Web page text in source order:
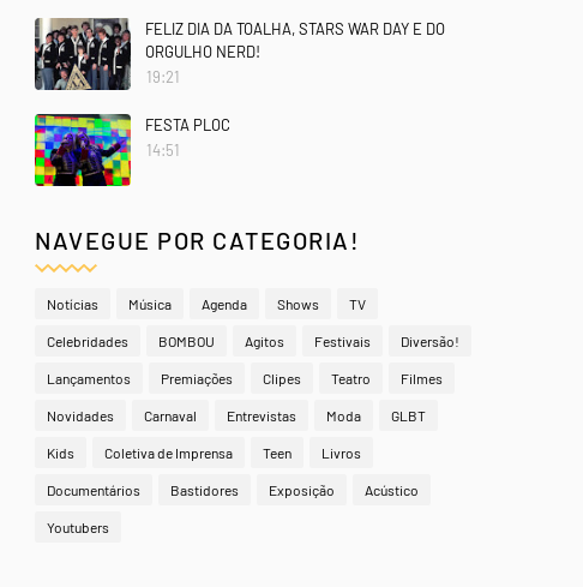
FELIZ DIA DA TOALHA, STARS WAR DAY E DO
ORGULHO NERD!
19:21
FESTA PLOC
14:51
NAVEGUE POR CATEGORIA!
Notícias Música Agenda Shows TV
Celebridades BOMBOU Agitos Festivais Diversão!
Lançamentos Premiações Clipes Teatro Filmes
Novidades Carnaval Entrevistas Moda GLBT
Kids Coletiva de Imprensa Teen Livros
Documentários Bastidores Exposição Acústico
Youtubers